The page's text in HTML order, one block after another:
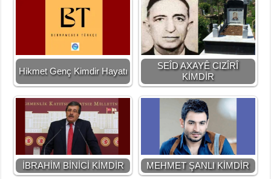
Hikmet Genç Kimdir Hayatı
SEÎD AXAYÊ CIZÎRÎ
KİMDİR
İBRAHİM BİNİCİ KİMDİR MEHMET ŞANLI KİMDİR